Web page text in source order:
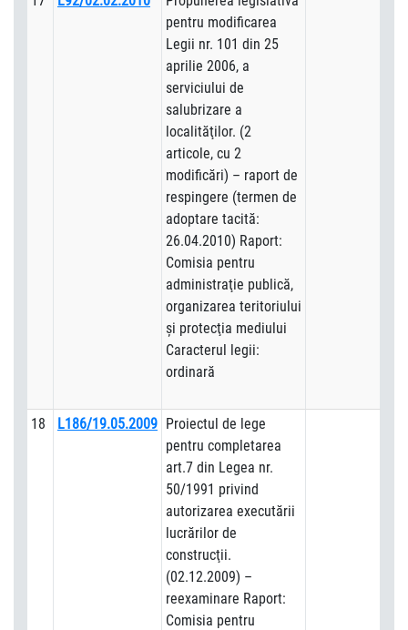
pentru modificarea
Legii nr. 101 din 25
aprilie 2006, a
serviciului de
salubrizare a
localităţilor. (2
articole, cu 2
modificări) – raport de
respingere (termen de
adoptare tacită:
26.04.2010) Raport:
Comisia pentru
administraţie publică,
organizarea teritoriului
şi protecţia mediului
Caracterul legii:
ordinară
18 L186/19.05.2009 Proiectul de lege
pentru completarea
art.7 din Legea nr.
50/1991 privind
autorizarea executării
lucrărilor de
construcţii.
(02.12.2009) –
reexaminare Raport:
Comisia pentru